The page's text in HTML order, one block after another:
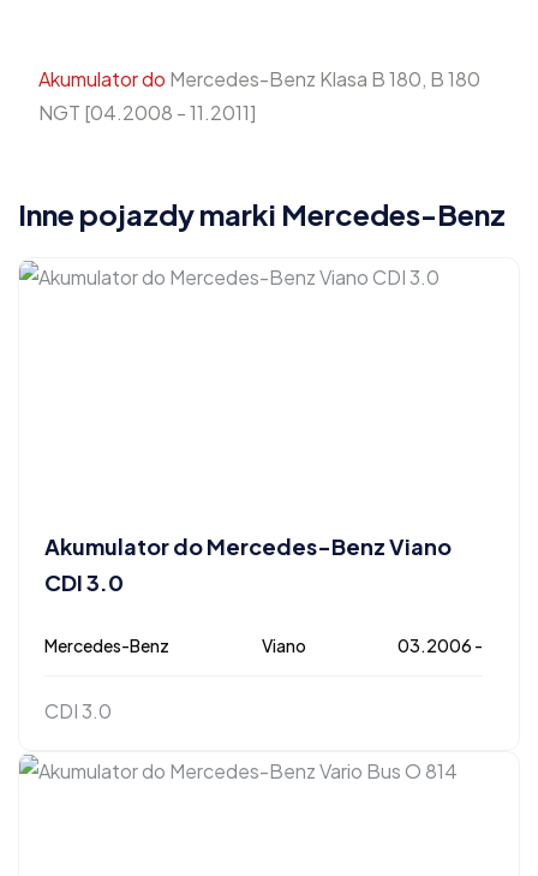
Akumulator do Mercedes-Benz Klasa B 180, B 180
NGT [04.2008 - 11.2011]
Inne pojazdy marki Mercedes-Benz
Akumulator do Mercedes-Benz Viano
CDI 3.0
Mercedes-Benz Viano 03.2006 -
CDI 3.0